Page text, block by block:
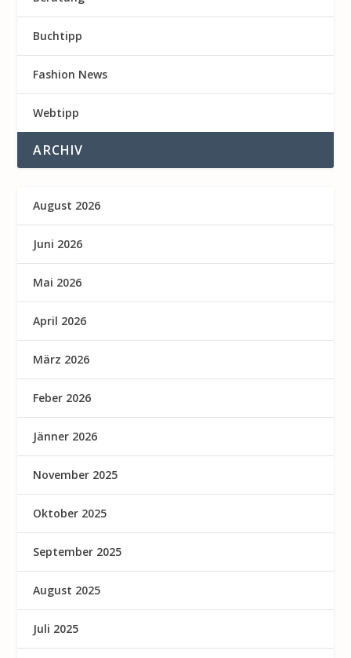
Buchtipp
Fashion News
Webtipp
ARCHIV
August 2026
Juni 2026
Mai 2026
April 2026
März 2026
Feber 2026
Jänner 2026
November 2025
Oktober 2025
September 2025
August 2025
Juli 2025